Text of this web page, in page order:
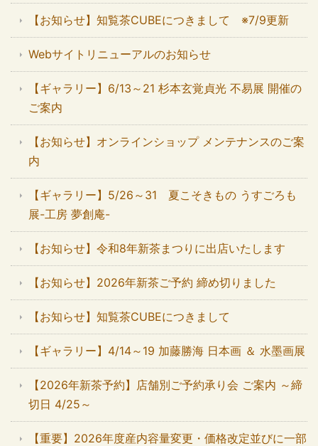
【お知らせ】知覧茶CUBEにつきまして ※7/9更新
Webサイトリニューアルのお知らせ
【ギャラリー】6/13～21 杉本玄覚貞光 不易展 開催の
ご案内
【お知らせ】オンラインショップ メンテナンスのご案
内
【ギャラリー】5/26～31 夏こそきもの うすごろも
展-工房 夢創庵-
【お知らせ】令和8年新茶まつりに出店いたします
【お知らせ】2026年新茶ご予約 締め切りました
【お知らせ】知覧茶CUBEにつきまして
【ギャラリー】4/14～19 加藤勝海 日本画 ＆ 水墨画展
【2026年新茶予約】店舗別ご予約承り会 ご案内 ～締
切日 4/25～
【重要】2026年度産内容量変更・価格改定並びに一部